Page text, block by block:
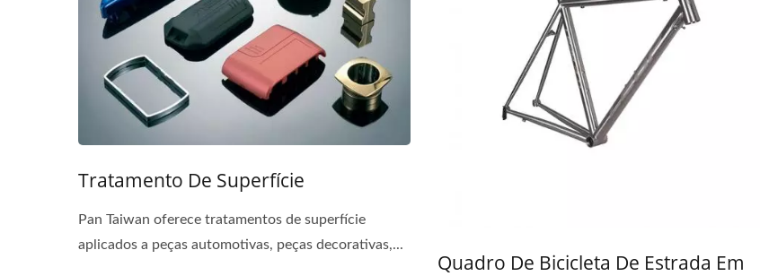
Tratamento De Superfície
Pan Taiwan oferece tratamentos de superfície
aplicados a peças automotivas, peças decorativas,...
Quadro De Bicicleta De Estrada Em